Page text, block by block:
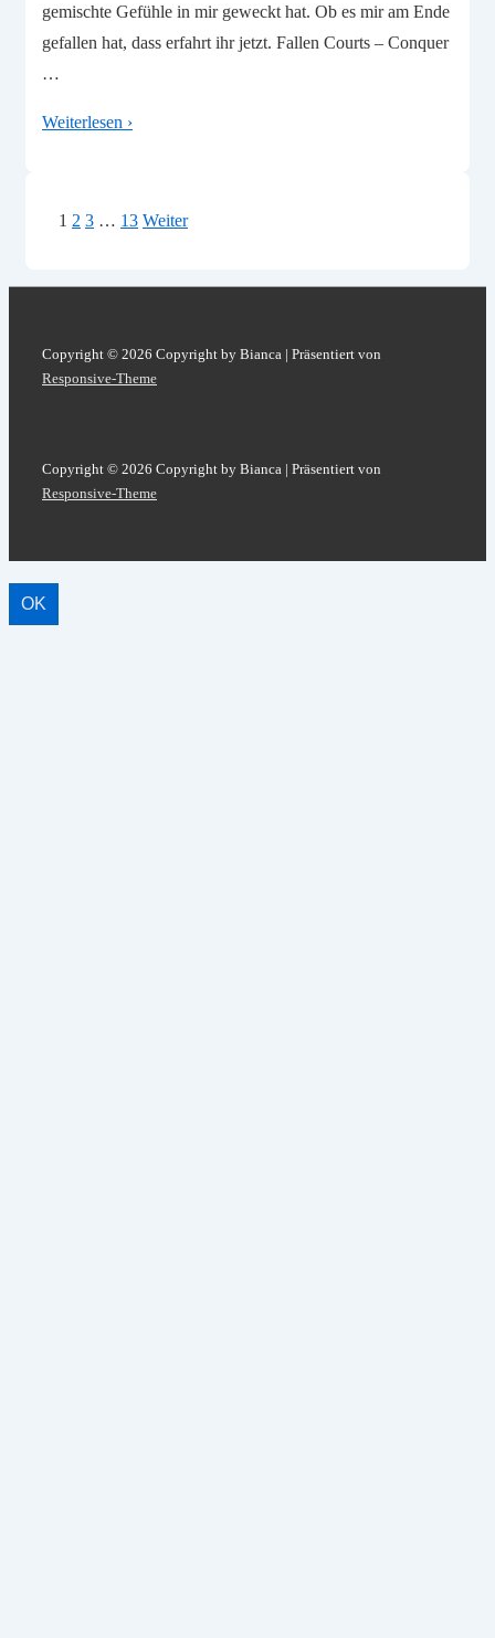
gemischte Gefühle in mir geweckt hat. Ob es mir am Ende
gefallen hat, dass erfahrt ihr jetzt. Fallen Courts – Conquer
…
Rezension
Courts
Weiterlesen ›
Seitennummerierung
Beiträge
1 2 3 … 13 Weiter
Copyright © 2026 Copyright by Bianca | Präsentiert von
Responsive-Theme
Copyright © 2026 Copyright by Bianca | Präsentiert von
Responsive-Theme
OK